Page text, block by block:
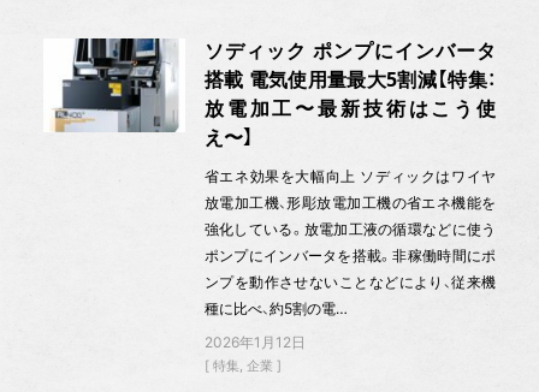
ソディック ポンプにインバータ
搭載 電気使用量最大5割減【特集：
放電加工〜最新技術はこう使
え〜】
省エネ効果を大幅向上 ソディックはワイヤ
放電加工機、形彫放電加工機の省エネ機能を
強化している。放電加工液の循環などに使う
ポンプにインバータを搭載。非稼働時間にポ
ンプを動作させないことなどにより、従来機
種に比べ、約5割の電…
2026年1月12日
特集 企業